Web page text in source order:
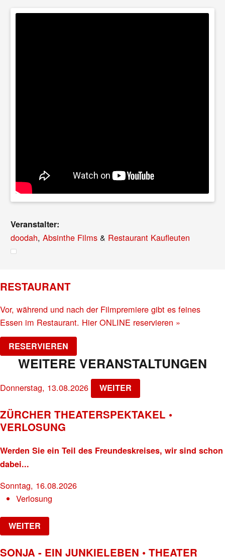
Veranstalter:
doodah,Absinthe Films & Restaurant Kaufleuten
RESTAURANT
Vor, während und nach der Filmpremiere gibt es feines
Essen im Restaurant. Hier ONLINE reservieren »
RESERVIEREN
WEITERE VERANSTALTUNGEN
Donnerstag, 13.08.2026 WEITER
ZÜRCHER THEATERSPEKTAKEL •
VERLOSUNG
Werden Sie ein Teil des Freundeskreises, wir sind schon
dabei...
Sonntag, 16.08.2026
Verlosung
WEITER
SONJA - EIN JUNKIELEBEN • THEATER